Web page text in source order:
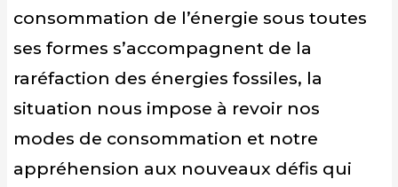
consommation de l’énergie sous toutes
ses formes s’accompagnent de la
raréfaction des énergies fossiles, la
situation nous impose à revoir nos
modes de consommation et notre
appréhension aux nouveaux défis qui